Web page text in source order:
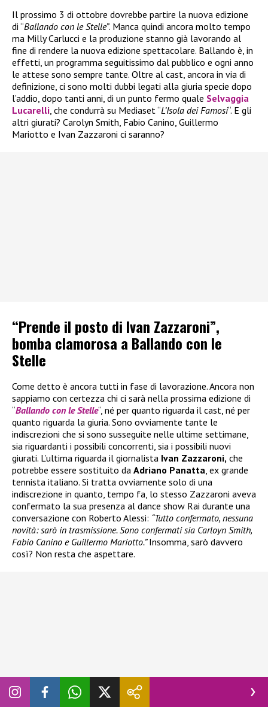
Il prossimo 3 di ottobre dovrebbe partire la nuova edizione
di “Ballando con le Stelle”. Manca quindi ancora molto tempo
ma Milly Carlucci e la produzione stanno già lavorando al
fine di rendere la nuova edizione spettacolare. Ballando è, in
effetti, un programma seguitissimo dal pubblico e ogni anno
le attese sono sempre tante. Oltre al cast, ancora in via di
definizione, ci sono molti dubbi legati alla giuria specie dopo
l’addio, dopo tanti anni, di un punto fermo quale Selvaggia
Lucarelli, che condurrà su Mediaset “L’Isola dei Famosi“. E gli
altri giurati? Carolyn Smith, Fabio Canino, Guillermo
Mariotto e Ivan Zazzaroni ci saranno?
“Prende il posto di Ivan Zazzaroni”,
bomba clamorosa a Ballando con le
Stelle
Come detto è ancora tutti in fase di lavorazione. Ancora non
sappiamo con certezza chi ci sarà nella prossima edizione di
“Ballando con le Stelle“, né per quanto riguarda il cast, né per
quanto riguarda la giuria. Sono ovviamente tante le
indiscrezioni che si sono susseguite nelle ultime settimane,
sia riguardanti i possibili concorrenti, sia i possibili nuovi
giurati. L’ultima riguarda il giornalista Ivan Zazzaroni, che
potrebbe essere sostituito da Adriano Panatta , ex grande
tennista italiano. Si tratta ovviamente solo di una
indiscrezione in quanto, tempo fa, lo stesso Zazzaroni aveva
confermato la sua presenza al dance show Rai durante una
conversazione con Roberto Alessi: “Tutto confermato, nessuna
novità: sarò in trasmissione. Sono confermati sia Carloyn Smith,
Fabio Canino e Guillermo Mariotto.”Insomma, sarò davvero
così? Non resta che aspettare.